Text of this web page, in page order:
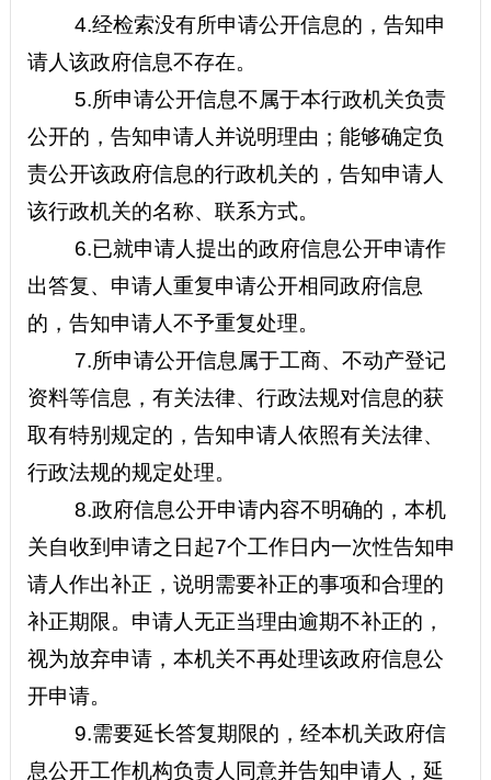
4.经检索没有所申请公开信息的，告知申
请人该政府信息不存在。
5.所申请公开信息不属于本行政机关负责
公开的，告知申请人并说明理由；能够确定负
责公开该政府信息的行政机关的，告知申请人
该行政机关的名称、联系方式。
6.已就申请人提出的政府信息公开申请作
出答复、申请人重复申请公开相同政府信息
的，告知申请人不予重复处理。
7.所申请公开信息属于工商、不动产登记
资料等信息，有关法律、行政法规对信息的获
取有特别规定的，告知申请人依照有关法律、
行政法规的规定处理。
8.政府信息公开申请内容不明确的，本机
关自收到申请之日起7个工作日内一次性告知申
请人作出补正，说明需要补正的事项和合理的
补正期限。申请人无正当理由逾期不补正的，
视为放弃申请，本机关不再处理该政府信息公
开申请。
9.需要延长答复期限的，经本机关政府信
息公开工作机构负责人同意并告知申请人，延